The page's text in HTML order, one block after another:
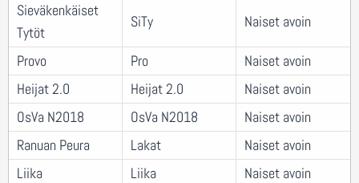
Sieväkenkäiset
Tytöt
SiTy Naiset avoin
Provo Pro
Naiset avoin
Heijat 2.0
Heijat 2.0
Naiset avoin
OsVa N2018
OsVa N2018
Naiset avoin
Ranuan Peura
Lakat
Naiset avoin
Liika
Liika
Naiset avoin